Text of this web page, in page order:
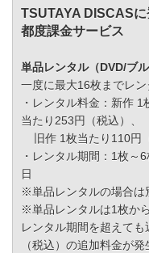
TSUTAYA DISCAS
都度課金サービス
単品レンタル（DVD/ブル
一度に最大16枚までレン
・レンタル料金：新作
当たり253円（税込）、
旧作 1枚当たり110円
・レンタル期間：1枚～
日
※単品レンタルの場合は
※単品レンタルは1枚か
レンタル期間を超えて
（税込）の追加料金が発